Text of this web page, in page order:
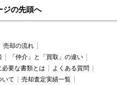
ジの先頭へ
売却の流れ
「仲介」と「買取」の違い
要な書類とは
よくある質問
いて
売却査定実績一覧